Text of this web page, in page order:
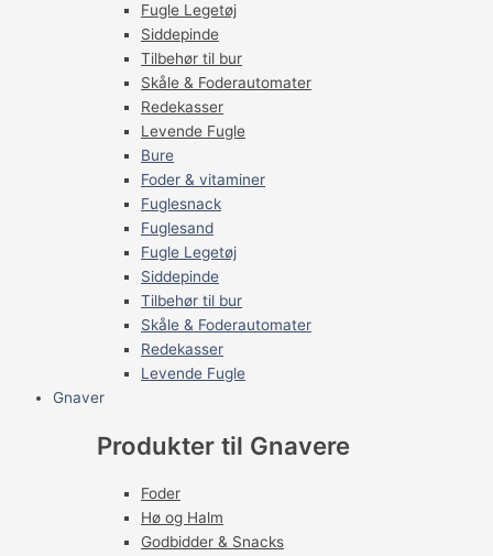
Fugle Legetøj
Siddepinde
Tilbehør til bur
Skåle & Foderautomater
Redekasser
Levende Fugle
Bure
Foder & vitaminer
Fuglesnack
Fuglesand
Fugle Legetøj
Siddepinde
Tilbehør til bur
Skåle & Foderautomater
Redekasser
Levende Fugle
Gnaver
Produkter til Gnavere
Foder
Hø og Halm
Godbidder & Snacks